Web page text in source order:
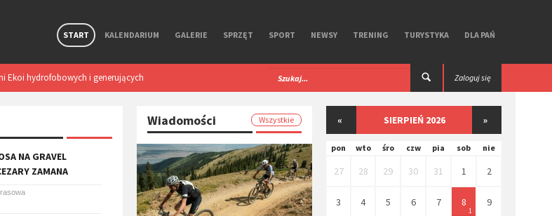
START KALENDARIUM GALERIE SPRZĘT SPORT NEWSY TRENING TURYSTYKA DLA PAŃ
Ekoi hydrofobowych i generujących
ruchu. Test
Smart light TL50 iGPSPORT. Test
Premierowy, symbiotyczny zestaw R
Ekoi.
Zaloguj się
NA GRAVEL
ZAMANA
Wiadomości Wszystkie « SIERPIEŃ 2026 »
pon wto śro czw pia sob nie
27 28 29 30 31 1 2
3 4 5 6 7 8
1
9